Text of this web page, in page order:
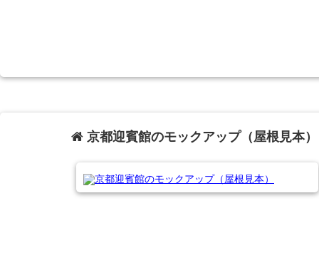
京都迎賓館のモックアップ（屋根見本）